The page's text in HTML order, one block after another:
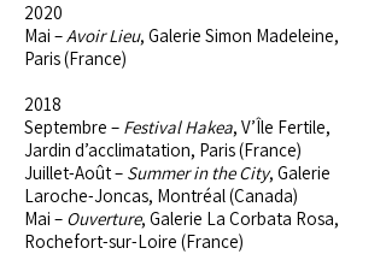
2020
Mai –Avoir Lieu, Galerie Simon Madeleine,
Paris (France)
2018
Septembre – Festival Hakea, V’Île Fertile,
Jardin d’acclimatation, Paris (France)
Juillet-Août – Summer in the City, Galerie
Laroche-Joncas, Montréal (Canada)
Mai – Ouverture, Galerie La Corbata Rosa,
Rochefort-sur-Loire (France)